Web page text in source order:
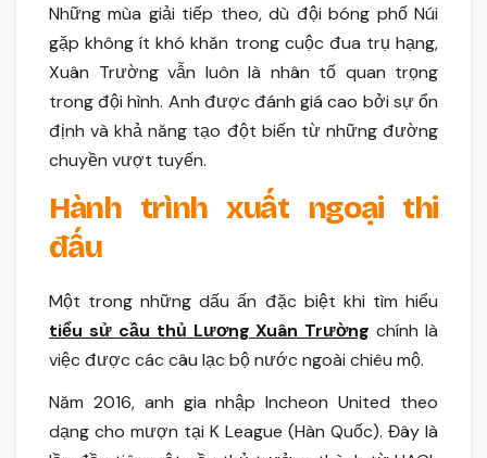
Những mùa giải tiếp theo, dù đội bóng phố Núi
gặp không ít khó khăn trong cuộc đua trụ hạng,
Xuân Trường vẫn luôn là nhân tố quan trọng
trong đội hình. Anh được đánh giá cao bởi sự ổn
định và khả năng tạo đột biến từ những đường
chuyền vượt tuyến.
Hành trình xuất ngoại thi
đấu
Một trong những dấu ấn đặc biệt khi tìm hiểu
tiểu sử cầu thủ Lương Xuân Trường chính là
việc được các câu lạc bộ nước ngoài chiêu mộ.
Năm 2016, anh gia nhập Incheon United theo
dạng cho mượn tại K League (Hàn Quốc). Đây là